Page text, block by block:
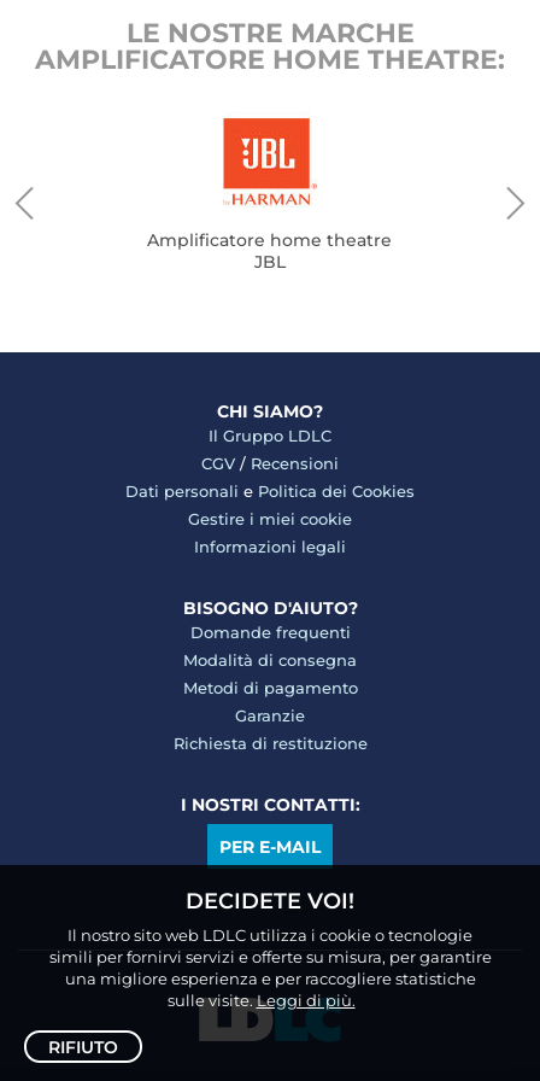
LE NOSTRE MARCHE
AMPLIFICATORE HOME THEATRE:
Amplificatore home theatre
JBL
CHI SIAMO?
Il Gruppo LDLC
CGV / Recensioni
Dati personali e Politica dei Cookies
Gestire i miei cookie
Informazioni legali
BISOGNO D'AIUTO?
Domande frequenti
Modalità di consegna
Metodi di pagamento
Garanzie
Richiesta di restituzione
I NOSTRI CONTATTI:
PER E-MAIL
DECIDETE VOI!
Il nostro sito web LDLC utilizza i cookie o tecnologie
simili per fornirvi servizi e offerte su misura, per garantire
una migliore esperienza e per raccogliere statistiche
sulle visite.Leggi di più.
RIFIUTO